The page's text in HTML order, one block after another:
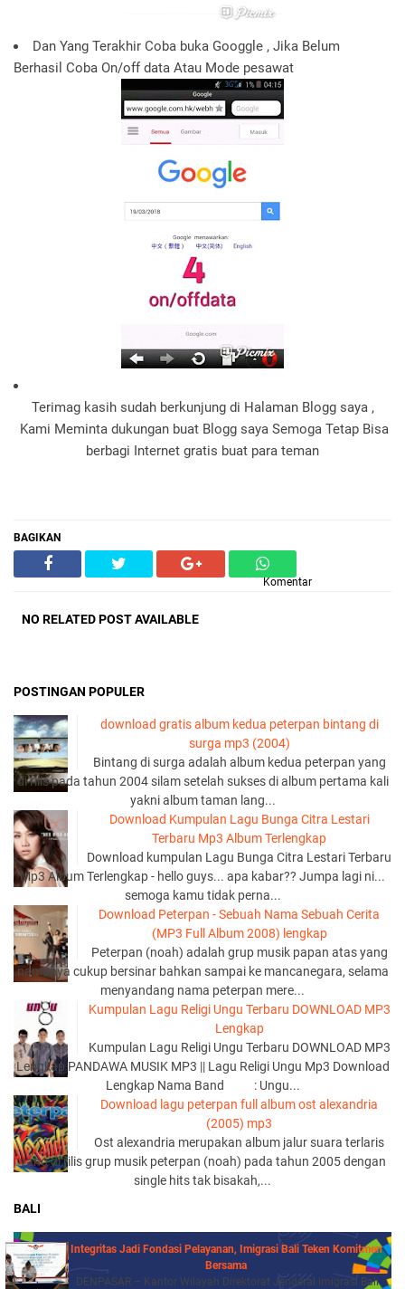
Dan Yang Terakhir Coba buka Googgle , Jika Belum
Berhasil Coba On/off data Atau Mode pesawat
Terimag kasih sudah berkunjung di Halaman Blogg saya ,
Kami Meminta dukungan buat Blogg saya Semoga Tetap Bisa
berbagi Internet gratis buat para teman
BAGIKAN
Komentar
NO RELATED POST AVAILABLE
POSTINGAN POPULER
download gratis album kedua peterpan bintang di
surga mp3 (2004)
Bintang di surga adalah album kedua peterpan yang
di rilis pada tahun 2004 silam setelah sukses di album pertama kali
yakni album taman lang...
Download Kumpulan Lagu Bunga Citra Lestari
Terbaru Mp3 Album Terlengkap
Download kumpulan Lagu Bunga Citra Lestari Terbaru
Mp3 Album Terlengkap - hello guys... apa kabar?? Jumpa lagi ni...
semoga kamu tidak perna...
Download Peterpan - Sebuah Nama Sebuah Cerita
(MP3 Full Album 2008) lengkap
Peterpan (noah) adalah grup musik papan atas yang
namanya cukup bersinar bahkan sampai ke mancanegara, selama
menyandang nama peterpan mere...
Kumpulan Lagu Religi Ungu Terbaru DOWNLOAD MP3
Lengkap
Kumpulan Lagu Religi Ungu Terbaru DOWNLOAD MP3
Lengkap PANDAWA MUSIK MP3 || Lagu Religi Ungu Mp3 Download
Lengkap Nama Band : Ungu...
Download lagu peterpan full album ost alexandria
(2005) mp3
Ost alexandria merupakan album jalur suara terlaris
yang di rilis grup musik peterpan (noah) pada tahun 2005 dengan
single hits tak bisakah,...
BALI
Integritas Jadi Fondasi Pelayanan, Imigrasi Bali Teken Komitmen
Bersama
DENPASAR – Kantor Wilayah Direktorat Jenderal Imigrasi Bali